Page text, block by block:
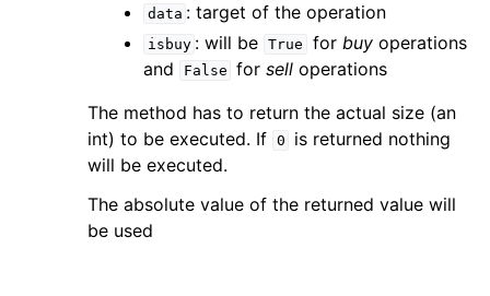
data : target of the operation
isbuy : will be True for buyoperations
and
False forsell operations
The method has to return the actual size (an
int) to be executed. If 0
is returned nothing
will be executed.
The absolute value of the returned value will
be used